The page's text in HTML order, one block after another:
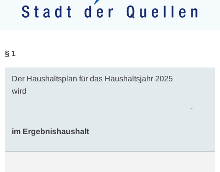
§ 1
Der Haushaltsplan für das Haushaltsjahr 2025
wird
im Ergebnishaushalt